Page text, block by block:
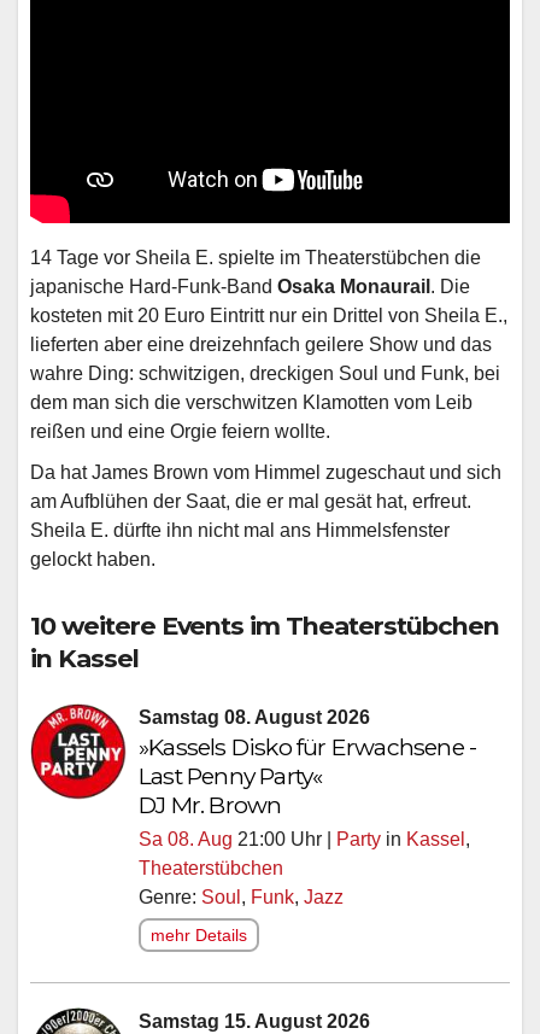
14 Tage vor Sheila E. spielte im Theaterstübchen die
japanische Hard-Funk-Band Osaka Monaurail . Die
kosteten mit 20 Euro Eintritt nur ein Drittel von Sheila E.,
lieferten aber eine dreizehnfach geilere Show und das
wahre Ding: schwitzigen, dreckigen Soul und Funk, bei
dem man sich die verschwitzen Klamotten vom Leib
reißen und eine Orgie feiern wollte.
Da hat James Brown vom Himmel zugeschaut und sich
am Aufblühen der Saat, die er mal gesät hat, erfreut.
Sheila E. dürfte ihn nicht mal ans Himmelsfenster
gelockt haben.
10 weitere Events im Theaterstübchen
in Kassel
Samstag 08. August 2026
»Kassels Disko für Erwachsene -
Last Penny Party«
DJ Mr. Brown
Sa 08. Aug 21:00 Uhr | Party in Kassel ,
Theaterstübchen
Genre: Soul , Funk, Jazz
mehr Details
Samstag 15. August 2026